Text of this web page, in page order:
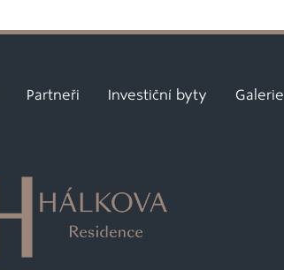
Partneři Investiční byty Galerie